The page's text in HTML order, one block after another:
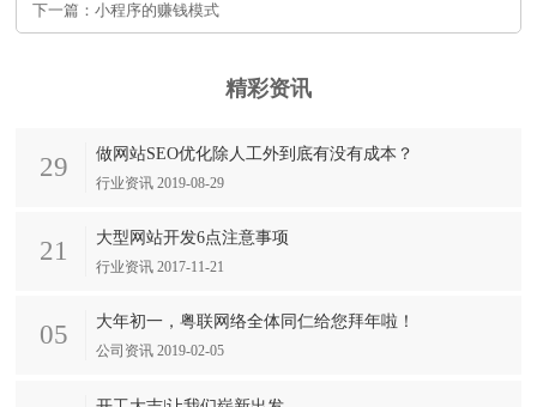
下一篇：小程序的赚钱模式
精彩资讯
29 做网站SEO优化除人工外到底有没有成本？
行业资讯 2019-08-29
21 大型网站开发6点注意事项
行业资讯 2017-11-21
05 大年初一，粤联网络全体同仁给您拜年啦！
公司资讯 2019-02-05